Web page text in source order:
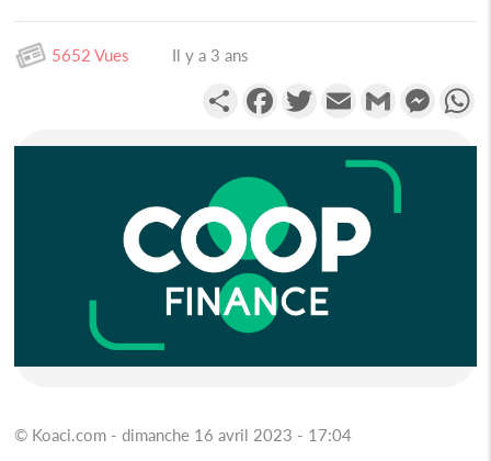
5652 Vues Il y a 3 ans
PartagerFacebookTwitterEmail Gmail
© Koaci.com - dimanche 16 avril 2023 - 17:04